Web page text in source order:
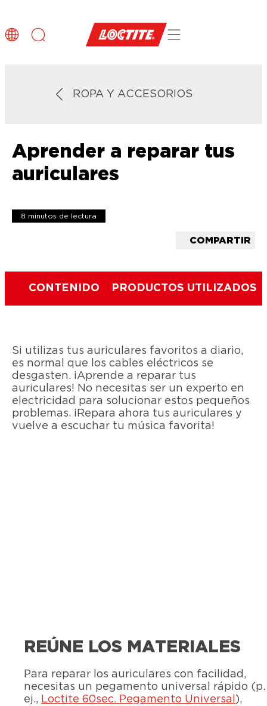
ROPA Y ACCESORIOS
Aprender a reparar tus
auriculares
8 minutos de lectura
COMPARTIR
CONTENIDO PRODUCTOS UTILIZADOS
Si utilizas tus auriculares favoritos a diario,
es normal que los cables eléctricos se
desgasten. ¡Aprende a reparar tus
auriculares! No necesitas ser un experto en
electricidad para solucionar estos pequeños
problemas. ¡Repara ahora tus auriculares y
vuelve a escuchar tu música favorita!
REÚNE LOS MATERIALES
Para reparar los auriculares con facilidad,
necesitas un pegamento universal rápido (p.
ej., Loctite 60sec. Pegamento Universal ),